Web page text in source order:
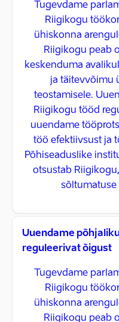
Tugevdame
Riigikogu
ühiskonna
Riigikogu peab
keskenduma
ja täitevvõimu
teostamisele.
Riigikogu tööd
uuendame
töö efektiivsust ja
Põhiseaduslike
otsustab
sõltumatuse
Uuendame
reguleerivat õigust
Tugevdame
Riigikogu
ühiskonna
Riigikogu peab